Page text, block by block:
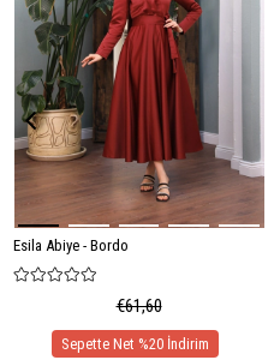
Esila Abiye - Bordo
€61,60